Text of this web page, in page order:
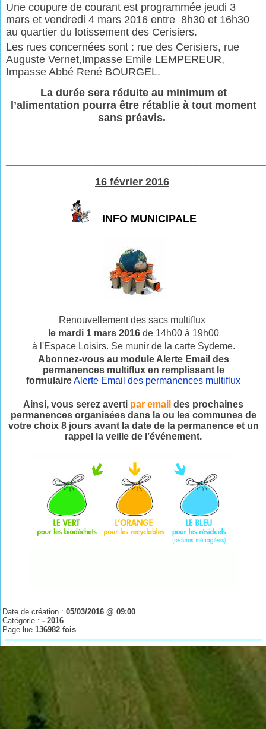
Une coupure de courant est programmée jeudi 3
mars et vendredi 4 mars 2016 entre 8h30 et 16h30
au quartier du lotissement des Cerisiers.
Les rues concernées sont : rue des Cerisiers, rue
Auguste Vernet,Impasse Emile LEMPEREUR,
Impasse Abbé René BOURGEL.
La durée sera réduite au minimum et
l’alimentation pourra être rétablie à tout moment
sans préavis.
16 février 2016
INFO MUNICIPALE
Renouvellement des sacs multiflux
le mardi 1 mars 2016 de 14h00 à 19h00
à l'Espace Loisirs. Se munir de la carte Sydeme.
Abonnez-vous au module Alerte Email des
permanences multiflux en remplissant le
formulaire Alerte Email des permanences multiflux
Ainsi, vous serez averti par email des prochaines
permanences organisées dans la ou les communes de
votre choix 8 jours avant la date de la permanence et un
rappel la veille de l’événement.
Date de création :05/03/2016 @ 09:00
Catégorie :- 2016
Page lue 136982 fois